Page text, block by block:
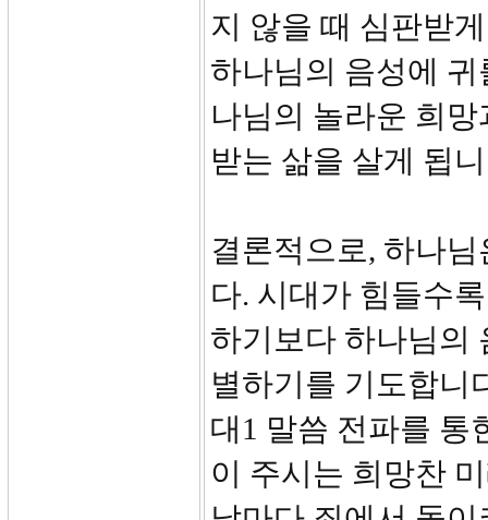
지 않을 때 심판받
하나님의 음성에
나님의 놀라운 희
받는 삶을 살게 됩
결론적으로, 하나
다. 시대가 힘들수
하기보다 하나님의
별하기를 기도합니
대1 말씀 전파를 통
이 주시는 희망찬